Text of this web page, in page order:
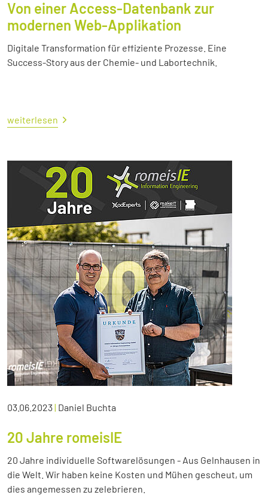
Von einer Access-Datenbank zur
modernen Web-Applikation
Digitale Transformation für effiziente Prozesse. Eine
Success-Story aus der Chemie- und Labortechnik.
weiterlesen
03.06.2023| Daniel Buchta
20 Jahre romeisIE
20 Jahre individuelle Softwarelösungen - Aus Gelnhausen in
die Welt. Wir haben keine Kosten und Mühen gescheut, um
dies angemessen zu zelebrieren.